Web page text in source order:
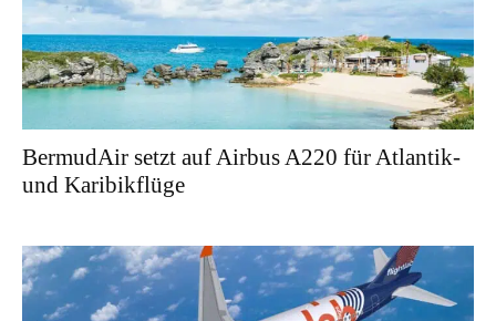
BermudAir setzt auf Airbus A220 für Atlantik-
und Karibikflüge